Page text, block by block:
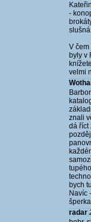
-
V
byly v
velmi
znali
dá říct
bych
Navíc
radar